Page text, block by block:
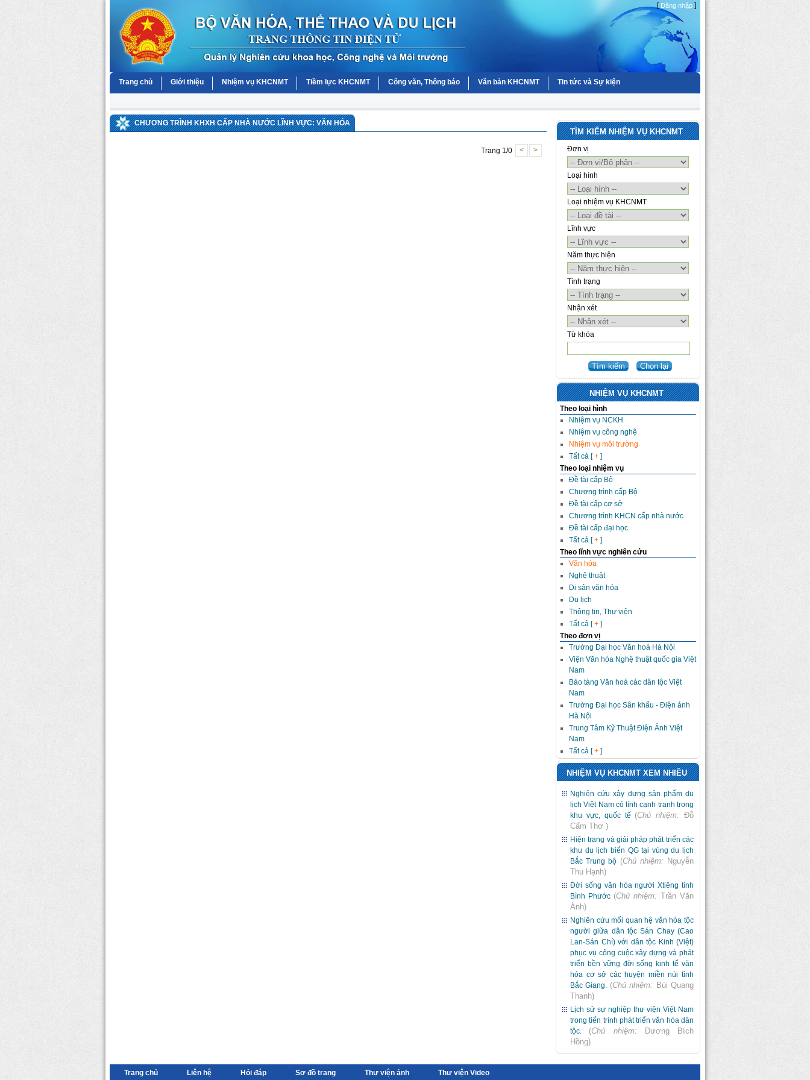
[Đăng nhập ]
Trang chủ Giới thiệu Nhiệm vụ KHCNMT Tiềm lực KHCNMT Công văn, Thông báo Văn bản KHCNMT Tin tức và Sự kiện
CHƯƠNG TRÌNH KHXH CẤP NHÀ NƯỚC LĨNH VỰC: VĂN HÓA
Trang 1/0 < >
TÌM KIẾM NHIỆM VỤ KHCNMT
Đơn vị
Loại hình
Loại nhiệm vụ KHCNMT
Lĩnh vực
Năm thực hiện
Tình trạng
Nhận xét
Từ khóa
NHIỆM VỤ KHCNMT
Theo loại hình
Nhiệm vụ NCKH
Nhiệm vụ công nghệ
Nhiệm vụ môi trường
Tất cả [+ ]
Theo loại nhiệm vụ
Đề tài cấp Bộ
Chương trình cấp Bộ
Đề tài cấp cơ sở
Chương trình KHCN cấp nhà nước
Đề tài cấp đại học
Tất cả [+ ]
Theo lĩnh vực nghiên cứu
Văn hóa
Nghệ thuật
Di sản văn hóa
Du lịch
Thông tin, Thư viện
Tất cả [+ ]
Theo đơn vị
Trường Đại học Văn hoá Hà Nội
Viện Văn hóa Nghệ thuật quốc gia Việt
Nam
Bảo tàng Văn hoá các dân tộc Việt
Nam
Trường Đại học Sân khấu - Điện ảnh
Hà Nội
Trung Tâm Kỹ Thuật Điện Ảnh Việt
Nam
Tất cả [+ ]
NHIỆM VỤ KHCNMT XEM NHIỀU
Nghiên cứu xây dựng sản phẩm du
lịch Việt Nam có tính cạnh tranh trong
khu vực, quốc tế (Chủ nhiệm:
Đỗ
Cẩm Thơ )
Hiện trạng và giải pháp phát triển các
khu du lịch biển QG tại vùng du lịch
Bắc Trung bộ (Chủ nhiệm: Nguyễn
Thu Hạnh)
Đời sống văn hóa người Xtiêng tỉnh
Bình Phước (Chủ nhiệm: Trần Văn
Ánh)
Nghiên cứu mối quan hệ văn hóa tộc
người giữa dân tộc Sán Chay (Cao
Lan-Sán Chí) với dân tộc Kinh (Việt)
phục vụ công cuộc xây dựng và phát
triển bền vững đời sống kinh tế văn
hóa cơ sở các huyện miền núi tỉnh
Bắc Giang. (Chủ nhiệm: Bùi Quang
Thanh)
Lịch sử sự nghiệp thư viện Việt Nam
trong tiến trình phát triển văn hóa dân
tộc.
(Chủ nhiệm:
Dương Bích
Hồng)
Trang chủ Liên hệ Hỏi đáp Sơ đồ trang Thư viện ảnh Thư viện Video